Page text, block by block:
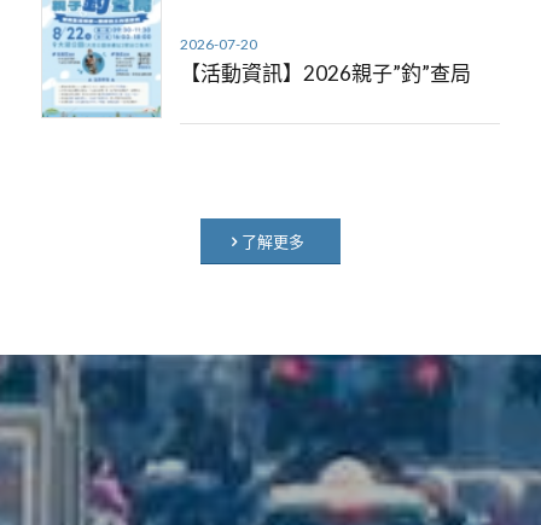
2026-07-20
【活動資訊】2026親子”釣”查局
了解更多